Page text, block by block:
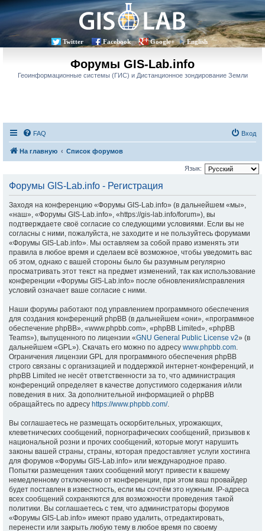
Twitter Facebook Google+ English
Форумы GIS-Lab.info
Геоинформационные системы (ГИС) и Дистанционное зондирование Земли
FAQ Вход
На главную Список форумов
Язык:
Форумы GIS-Lab.info - Регистрация
Заходя на конференцию «Форумы GIS-Lab.info» (в дальнейшем «мы»,
«наш», «Форумы GIS-Lab.info», «https://gis-lab.info/forum»), вы
подтверждаете своё согласие со следующими условиями. Если вы не
согласны с ними, пожалуйста, не заходите и не пользуйтесь форумами
«Форумы GIS-Lab.info». Мы оставляем за собой право изменять эти
правила в любое время и сделаем всё возможное, чтобы уведомить вас
об этом, однако с вашей стороны было бы разумным регулярно
просматривать этот текст на предмет изменений, так как использование
конференции «Форумы GIS-Lab.info» после обновления/исправления
условий означает ваше согласие с ними.
Наши форумы работают под управлением программного обеспечения
для создания конференций phpBB (в дальнейшем «они», «программное
обеспечение phpBB», «www.phpbb.com», «phpBB Limited», «phpBB
Teams»), выпущенного по лицензии «GNU General Public License v2» (в
дальнейшем «GPL»). Скачать его можно по адресу www.phpbb.com.
Ограничения лицензии GPL для программного обеспечения phpBB
строго связаны с организацией и поддержкой интернет-конференций, и
phpBB Limited не несёт ответственности за то, что администрация
конференций определяет в качестве допустимого содержания и/или
поведения в них. За дополнительной информацией о phpBB
обращайтесь по адресу https://www.phpbb.com/.
Вы соглашаетесь не размещать оскорбительных, угрожающих,
клеветнических сообщений, порнографических сообщений, призывов к
национальной розни и прочих сообщений, которые могут нарушить
законы вашей страны, страны, которая предоставляет услуги хостинга
для форумов «Форумы GIS-Lab.info» или международное право.
Попытки размещения таких сообщений могут привести к вашему
немедленному отключению от конференции, при этом ваш провайдер
будет поставлен в известность, если мы сочтём это нужным. IP-адреса
всех сообщений сохраняются для возможности проведения такой
политики. Вы соглашаетесь с тем, что администраторы форумов
«Форумы GIS-Lab.info» имеют право удалить, отредактировать,
перенести или закрыть любую тему в любое время по своему